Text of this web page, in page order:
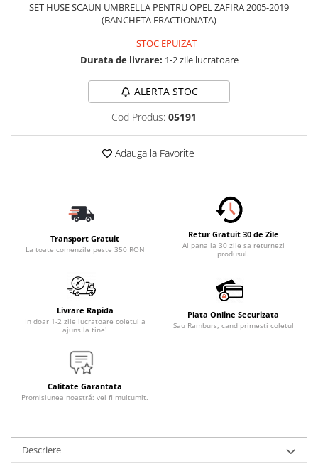
Inchidere Centralizata
Tavite Portbagaj Dedicate
Covorase Auto/ Presuri Auto
Accesorii Siguranta Auto
Incarcatoare Auto
Accesorii pentru Roti si Anvelope
Husa Anvelope
Organizatoare Auto
Iluminat Auto
Semnalizari
Accesorii LED
Piese Auto
Piese Caroserie
SET HUSE SCAUN UMBRELLA PENTRU OPEL ZAFIRA 2005-2019
(BANCHETA FRACTIONATA)
STOC EPUIZAT
Durata de livrare: 1-2 zile lucratoare
ALERTA STOC
Cod Produs: 05191
Adauga la Favorite
Transport Gratuit
La toate comenzile peste 350 RON
Retur Gratuit 30 de Zile
Ai pana la 30 zile sa returnezi
produsul.
Livrare Rapida
In doar 1-2 zile lucratoare coletul a
ajuns la tine!
Plata Online Securizata
Sau Ramburs, cand primesti coletul
Calitate Garantata
Promisiunea noastră: vei fi mulțumit.
Descriere